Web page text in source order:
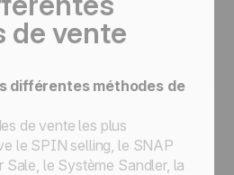
de vente
différentes méthodes de
de vente les plus
le SPIN selling, le SNAP
Sale, le Système Sandler, la